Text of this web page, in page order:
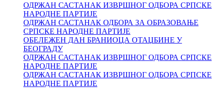
ОДРЖАН САСТАНАК ИЗВРШНОГ ОДБОРА СРПСКЕ
НАРОДНЕ ПАРТИЈЕ
ОДРЖАН САСТАНАК ОДБОРА ЗА ОБРАЗОВАЊЕ
СРПСКЕ НАРОДНЕ ПАРТИЈЕ
ОБЕЛЕЖЕН ДАН БРАНИОЦА ОТАЏБИНЕ У
БЕОГРАДУ
ОДРЖАН САСТАНАК ИЗВРШНОГ ОДБОРА СРПСКЕ
НАРОДНЕ ПАРТИЈЕ
ОДРЖАН САСТАНАК ИЗВРШНОГ ОДБОРА СРПСКЕ
НАРОДНЕ ПАРТИЈЕ